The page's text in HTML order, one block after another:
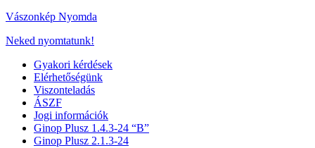
Vászonkép Nyomda
Neked nyomtatunk!
Gyakori kérdések
Elérhetőségünk
Viszonteladás
ÁSZF
Jogi információk
Ginop Plusz 1.4.3-24 “B”
Ginop Plusz 2.1.3-24